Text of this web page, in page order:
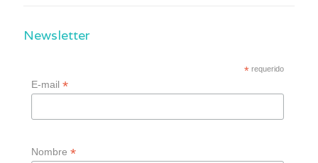
Newsletter
* requerido
E-mail*
Nombre*